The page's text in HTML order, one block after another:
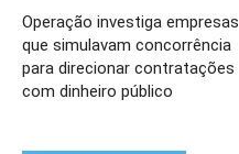
Operação investiga empresas
que simulavam concorrência
para direcionar contratações
com dinheiro público